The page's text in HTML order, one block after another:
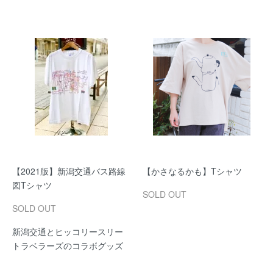
【2021版】新潟交通バス路線
図Tシャツ
SOLD OUT
新潟交通とヒッコリースリー
トラベラーズのコラボグッズ
【かさなるかも】Tシャツ
SOLD OUT